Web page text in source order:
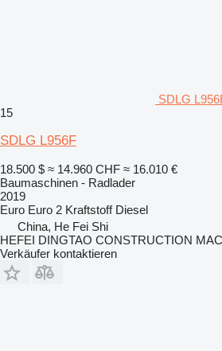
SDLG
15
SDLG L956F
18.500 $ ≈ 14.960 CHF ≈ 16.010 €
Baumaschinen - Radlader
2019
Euro Euro 2 Kraftstoff Diesel
China, He Fei Shi
HEFEI DINGTAO CONSTRUCTION
Verkäufer kontaktieren